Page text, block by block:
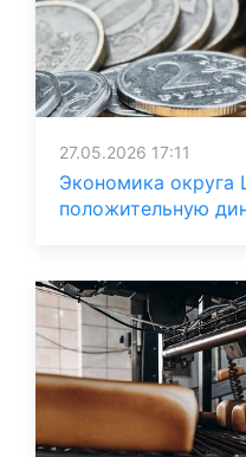
27.05.2026 17:11
Экономика округа
положительную